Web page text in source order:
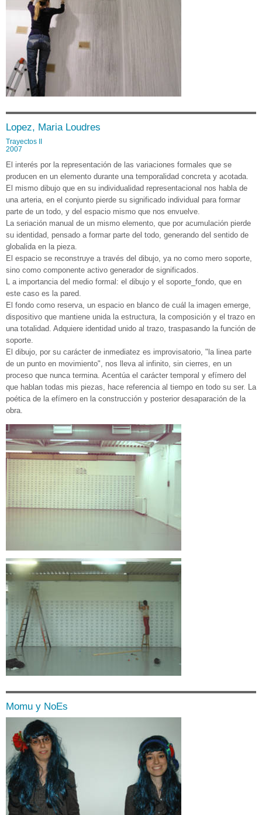
Lopez, Maria Loudres
Trayectos II
2007
El interés por la representación de las variaciones formales que se
producen en un elemento durante una temporalidad concreta y acotada.
El mismo dibujo que en su individualidad representacional nos habla de
una arteria, en el conjunto pierde su significado individual para formar
parte de un todo, y del espacio mismo que nos envuelve.
La seriación manual de un mismo elemento, que por acumulación pierde
su identidad, pensado a formar parte del todo, generando del sentido de
globalida en la pieza.
El espacio se reconstruye a través del dibujo, ya no como mero soporte,
sino como componente activo generador de significados.
L a importancia del medio formal: el dibujo y el soporte_fondo, que en
este caso es la pared.
El fondo como reserva, un espacio en blanco de cuál la imagen emerge,
dispositivo que mantiene unida la estructura, la composición y el trazo en
una totalidad. Adquiere identidad unido al trazo, traspasando la función de
soporte.
El dibujo, por su carácter de inmediatez es improvisatorio, "la linea parte
de un punto en movimiento", nos lleva al infinito, sin cierres, en un
proceso que nunca termina. Acentúa el carácter temporal y efímero del
que hablan todas mis piezas, hace referencia al tiempo en todo su ser. La
poética de la efímero en la construcción y posterior desaparación de la
obra.
Momu y NoEs